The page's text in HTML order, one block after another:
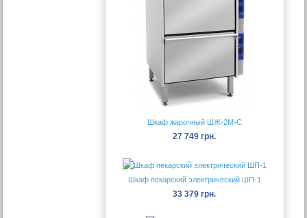
Шкаф жарочный ШЖ-2M-С
27 749 грн.
Шкаф пекарский электрический ШП-1
33 379 грн.